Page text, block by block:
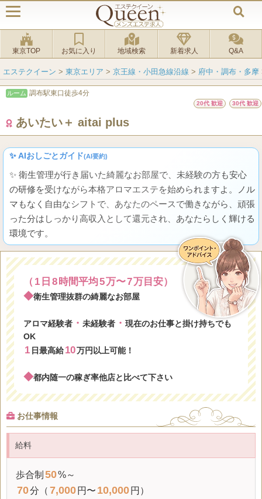
東京TOP お気に入り 地域検索 新着求人 Q&A
エステクイーン > 東京エリア > 京王線・小田急線沿線 > 府中・調布・多摩
ルーム 調布駅東口徒歩4分
20代 歓迎 30代 歓迎
あいたい＋ aitai plus
✨ AIおしごとガイド(AI要約)
✨ 衛生管理が行き届いた綺麗なお部屋で、未経験の方も安心
の研修を受けながら本格アロマエステを始められますよ。ノル
マもなく自由なシフトで、あなたのペースで働きながら、頑張
った分はしっかり高収入として還元され、あなたらしく輝ける
環境です。
（ 1 日 8時間平均5万〜7万目安）
◆衛生管理抜群の綺麗なお部屋
アロマ経験者・ 未経験者・ 現在のお仕事と掛け持ちでも
OK
1 日最高給 10万円以上可能！
◆都内随一の稼ぎ率他店と比べて下さい
お仕事情報
給料
歩合制 50%～
70分（ 7,000 円〜 10,000 円）